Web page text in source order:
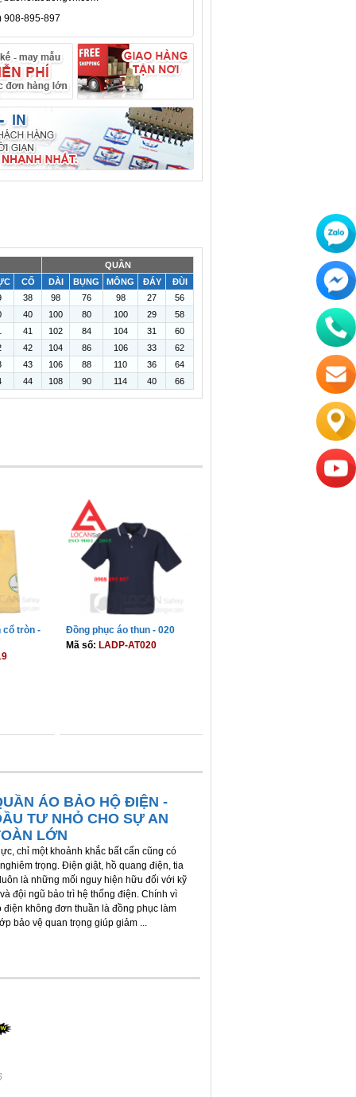
908-895-897
QUẦN
CỔ DÀI BỤNG MÔNG ĐÁY
ĐÙI
38 98 76 98 27
56
40 100 80 100 29
58
41 102 84 104 31
60
42 104 86 106 33
62
43 106 88 110 36
64
44 108 90 114 40 66
cổ tròn -
Đồng phục áo thun - 020
Mã số: LADP-AT020
ÁO BẢO HỘ ĐIỆN -
TƯ NHỎ CHO SỰ AN
LỚN
chỉ một khoảnh khắc bất cẩn cũng có
trọng. Điện giật, hồ quang điện, tia
là những mối nguy hiện hữu đối với kỹ
đội ngũ bảo trì hệ thống điện. Chính vì
điện không đơn thuần là đồng phục làm
bảo vệ quan trọng giúp giảm ...